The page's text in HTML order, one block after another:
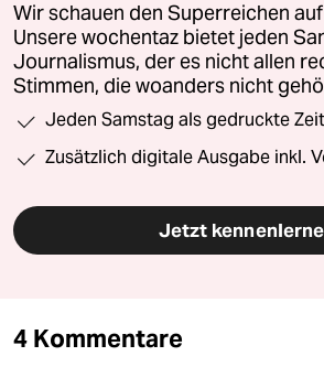
Wir schauen den Superreichen
Unsere wochentaz bietet jeden
Journalismus, der es nicht allen
Stimmen, die woanders nicht
Jeden Samstag als gedruckte
Zusätzlich digitale Ausgabe inkl.
Jetzt
4 Kommentare